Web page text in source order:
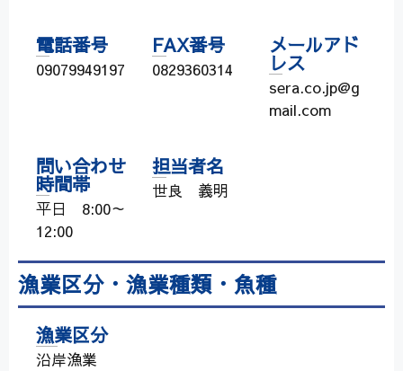
電話番号
09079949197
FAX番号
0829360314
メールアド
レス
sera.co.jp@g
mail.com
問い合わせ
時間帯
平日 8:00～
12:00
担当者名
世良 義明
漁業区分・漁業種類・魚種
漁業区分
沿岸漁業